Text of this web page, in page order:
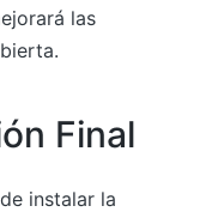
las
Final
instalar la